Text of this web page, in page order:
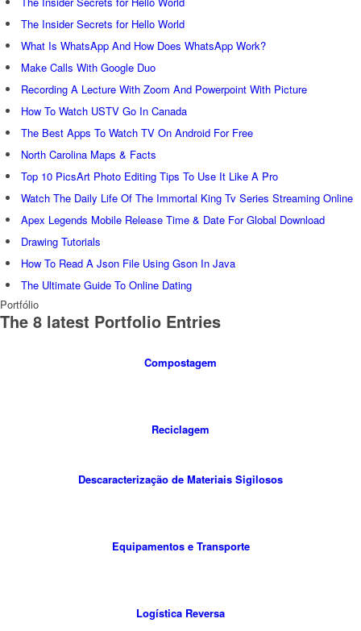
The Insider Secrets for Hello World
What Is WhatsApp And How Does WhatsApp Work?
Make Calls With Google Duo
Recording A Lecture With Zoom And Powerpoint With Picture
How To Watch USTV Go In Canada
The Best Apps To Watch TV On Android For Free
North Carolina Maps & Facts
Top 10 PicsArt Photo Editing Tips To Use It Like A Pro
Watch The Daily Life Of The Immortal King Tv Series Streaming Online
Apex Legends Mobile Release Time & Date For Global Download
Drawing Tutorials
How To Read A Json File Using Gson In Java
The Ultimate Guide To Online Dating
Portfólio
The 8 latest Portfolio Entries
Compostagem
Reciclagem
Descaracterização de Materiais Sigilosos
Equipamentos e Transporte
Logística Reversa